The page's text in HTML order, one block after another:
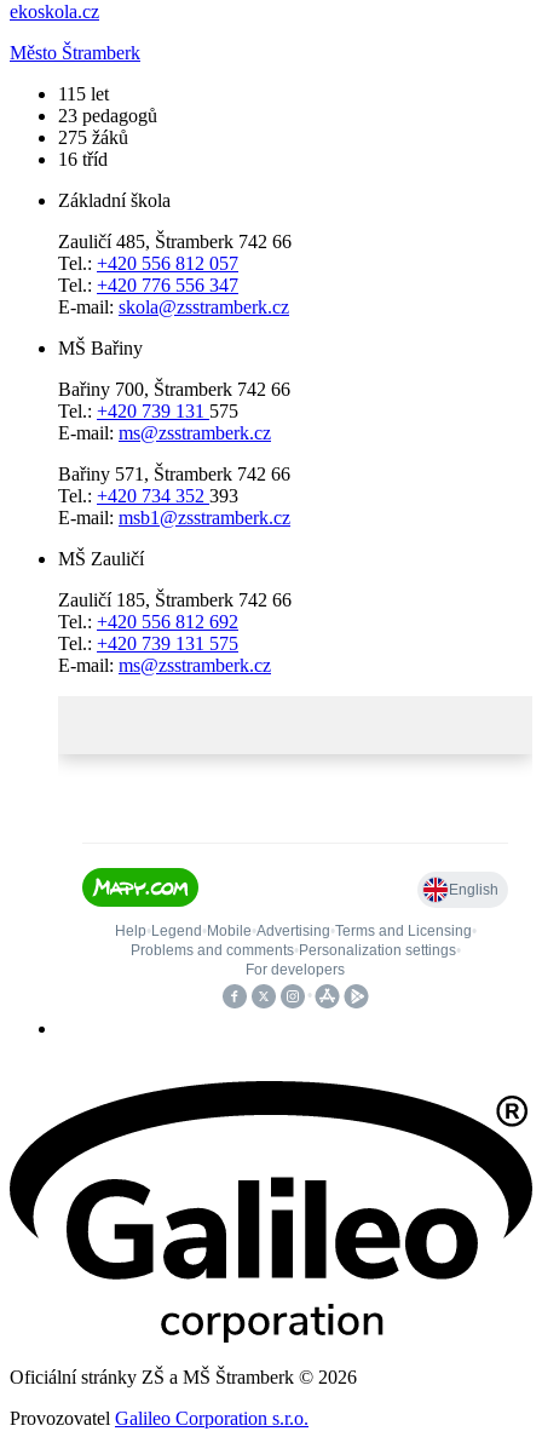
ekoskola.cz
Město Štramberk
​115 let
23 pedagogů
275 žáků
16 tříd
Základní škola
Zauličí 485, Štramberk 742 66
Tel.: +420 556 812 057
Tel.: +420 776 556 347
E-mail: skola@zsstramberk.cz
MŠ Bařiny
Bařiny 700, Štramberk 742 66
Tel.: +420 739 131 575
E-mail: ms@zsstramberk.cz
Bařiny 571, Štramberk 742 66
Tel.: +420 734 352 393
E-mail: msb1@zsstramberk.cz
MŠ Zauličí
Zauličí 185, Štramberk 742 66
Tel.: +420 556 812 692
Tel.: +420 739 131 575
E-mail: ms@zsstramberk.cz
Oficiální stránky ZŠ a MŠ Štramberk © 2026
Provozovatel Galileo Corporation s.r.o.